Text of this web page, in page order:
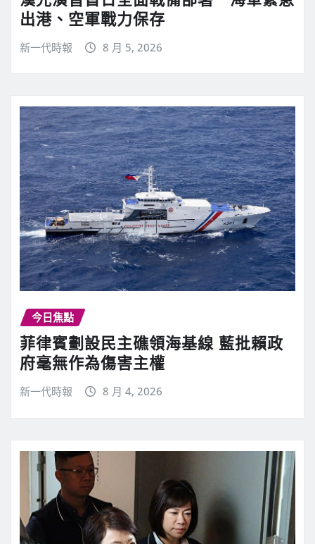
出港、空軍戰力保存
新一代時報 8 月 5, 2026
今日焦點
菲律賓劃設民主礁領海基線 藍批賴政
府毫無作為傷害主權
新一代時報 8 月 4, 2026